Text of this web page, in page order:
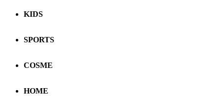
KIDS
SPORTS
COSME
HOME